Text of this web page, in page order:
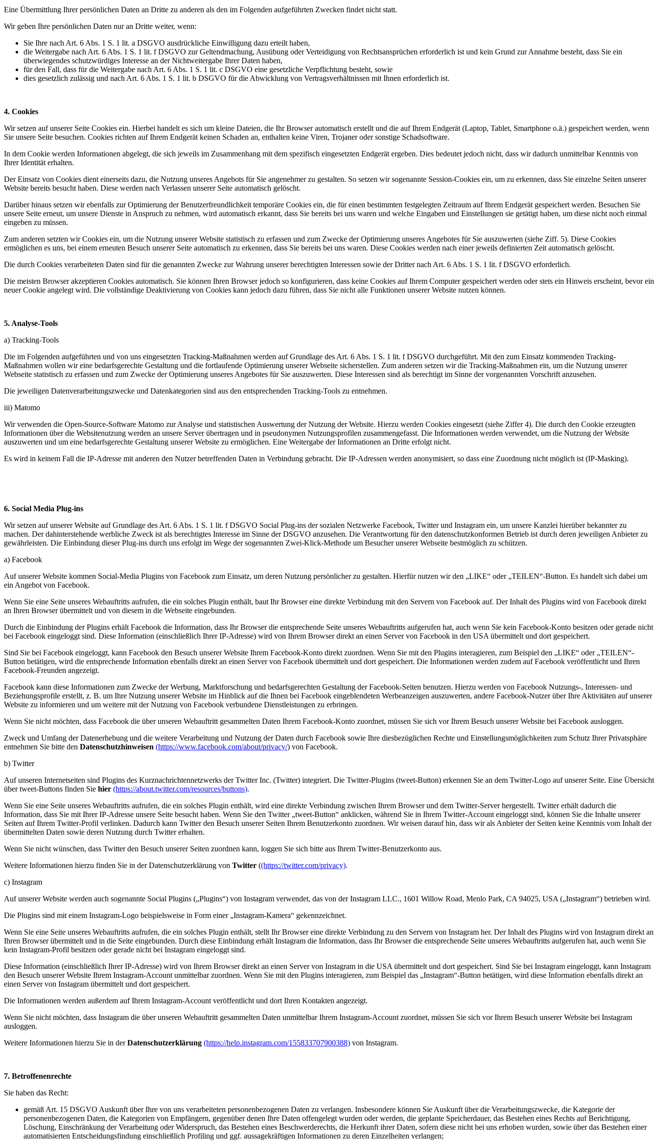
Eine Übermittlung Ihrer persönlichen Daten an Dritte zu anderen als den im Folgenden aufgeführten Zwecken findet nicht statt.
Wir geben Ihre persönlichen Daten nur an Dritte weiter, wenn:
Sie Ihre nach Art. 6 Abs. 1 S. 1 lit. a DSGVO ausdrückliche Einwilligung dazu erteilt haben,
die Weitergabe nach Art. 6 Abs. 1 S. 1 lit. f DSGVO zur Geltendmachung, Ausübung oder Verteidigung von Rechtsansprüchen erforderlich ist und kein Grund zur Annahme besteht, dass Sie ein
überwiegendes schutzwürdiges Interesse an der Nichtweitergabe Ihrer Daten haben,
für den Fall, dass für die Weitergabe nach Art. 6 Abs. 1 S. 1 lit. c DSGVO eine gesetzliche Verpflichtung besteht, sowie
dies gesetzlich zulässig und nach Art. 6 Abs. 1 S. 1 lit. b DSGVO für die Abwicklung von Vertragsverhältnissen mit Ihnen erforderlich ist.
4. Cookies
Wir setzen auf unserer Seite Cookies ein. Hierbei handelt es sich um kleine Dateien, die Ihr Browser automatisch erstellt und die auf Ihrem Endgerät (Laptop, Tablet, Smartphone o.ä.) gespeichert werden, wenn
Sie unsere Seite besuchen. Cookies richten auf Ihrem Endgerät keinen Schaden an, enthalten keine Viren, Trojaner oder sonstige Schadsoftware.
In dem Cookie werden Informationen abgelegt, die sich jeweils im Zusammenhang mit dem spezifisch eingesetzten Endgerät ergeben. Dies bedeutet jedoch nicht, dass wir dadurch unmittelbar Kenntnis von
Ihrer Identität erhalten.
Der Einsatz von Cookies dient einerseits dazu, die Nutzung unseres Angebots für Sie angenehmer zu gestalten. So setzen wir sogenannte Session-Cookies ein, um zu erkennen, dass Sie einzelne Seiten unserer
Website bereits besucht haben. Diese werden nach Verlassen unserer Seite automatisch gelöscht.
Darüber hinaus setzen wir ebenfalls zur Optimierung der Benutzerfreundlichkeit temporäre Cookies ein, die für einen bestimmten festgelegten Zeitraum auf Ihrem Endgerät gespeichert werden. Besuchen Sie
unsere Seite erneut, um unsere Dienste in Anspruch zu nehmen, wird automatisch erkannt, dass Sie bereits bei uns waren und welche Eingaben und Einstellungen sie getätigt haben, um diese nicht noch einmal
eingeben zu müssen.
Zum anderen setzten wir Cookies ein, um die Nutzung unserer Website statistisch zu erfassen und zum Zwecke der Optimierung unseres Angebotes für Sie auszuwerten (siehe Ziff. 5). Diese Cookies
ermöglichen es uns, bei einem erneuten Besuch unserer Seite automatisch zu erkennen, dass Sie bereits bei uns waren. Diese Cookies werden nach einer jeweils definierten Zeit automatisch gelöscht.
Die durch Cookies verarbeiteten Daten sind für die genannten Zwecke zur Wahrung unserer berechtigten Interessen sowie der Dritter nach Art. 6 Abs. 1 S. 1 lit. f DSGVO erforderlich.
Die meisten Browser akzeptieren Cookies automatisch. Sie können Ihren Browser jedoch so konfigurieren, dass keine Cookies auf Ihrem Computer gespeichert werden oder stets ein Hinweis erscheint, bevor ein
neuer Cookie angelegt wird. Die vollständige Deaktivierung von Cookies kann jedoch dazu führen, dass Sie nicht alle Funktionen unserer Website nutzen können.
5. Analyse-Tools
a) Tracking-Tools
Die im Folgenden aufgeführten und von uns eingesetzten Tracking-Maßnahmen werden auf Grundlage des Art. 6 Abs. 1 S. 1 lit. f DSGVO durchgeführt. Mit den zum Einsatz kommenden Tracking-
Maßnahmen wollen wir eine bedarfsgerechte Gestaltung und die fortlaufende Optimierung unserer Webseite sicherstellen. Zum anderen setzen wir die Tracking-Maßnahmen ein, um die Nutzung unserer
Webseite statistisch zu erfassen und zum Zwecke der Optimierung unseres Angebotes für Sie auszuwerten. Diese Interessen sind als berechtigt im Sinne der vorgenannten Vorschrift anzusehen.
Die jeweiligen Datenverarbeitungszwecke und Datenkategorien sind aus den entsprechenden Tracking-Tools zu entnehmen.
iii) Matomo
Wir verwenden die Open-Source-Software Matomo zur Analyse und statistischen Auswertung der Nutzung der Website. Hierzu werden Cookies eingesetzt (siehe Ziffer 4). Die durch den Cookie erzeugten
Informationen über die Websitenutzung werden an unsere Server übertragen und in pseudonymen Nutzungsprofilen zusammengefasst. Die Informationen werden verwendet, um die Nutzung der Website
auszuwerten und um eine bedarfsgerechte Gestaltung unserer Website zu ermöglichen. Eine Weitergabe der Informationen an Dritte erfolgt nicht.
Es wird in keinem Fall die IP-Adresse mit anderen den Nutzer betreffenden Daten in Verbindung gebracht. Die IP-Adressen werden anonymisiert, so dass eine Zuordnung nicht möglich ist (IP-Masking).
6. Social Media Plug-ins
Wir setzen auf unserer Website auf Grundlage des Art. 6 Abs. 1 S. 1 lit. f DSGVO Social Plug-ins der sozialen Netzwerke Facebook, Twitter und Instagram ein, um unsere Kanzlei hierüber bekannter zu
machen. Der dahinterstehende werbliche Zweck ist als berechtigtes Interesse im Sinne der DSGVO anzusehen. Die Verantwortung für den datenschutzkonformen Betrieb ist durch deren jeweiligen Anbieter zu
gewährleisten. Die Einbindung dieser Plug-ins durch uns erfolgt im Wege der sogenannten Zwei-Klick-Methode um Besucher unserer Webseite bestmöglich zu schützen.
a) Facebook
Auf unserer Website kommen Social-Media Plugins von Facebook zum Einsatz, um deren Nutzung persönlicher zu gestalten. Hierfür nutzen wir den „LIKE“ oder „TEILEN“-Button. Es handelt sich dabei um
ein Angebot von Facebook.
Wenn Sie eine Seite unseres Webauftritts aufrufen, die ein solches Plugin enthält, baut Ihr Browser eine direkte Verbindung mit den Servern von Facebook auf. Der Inhalt des Plugins wird von Facebook direkt
an Ihren Browser übermittelt und von diesem in die Webseite eingebunden.
Durch die Einbindung der Plugins erhält Facebook die Information, dass Ihr Browser die entsprechende Seite unseres Webauftritts aufgerufen hat, auch wenn Sie kein Facebook-Konto besitzen oder gerade nicht
bei Facebook eingeloggt sind. Diese Information (einschließlich Ihrer IP-Adresse) wird von Ihrem Browser direkt an einen Server von Facebook in den USA übermittelt und dort gespeichert.
Sind Sie bei Facebook eingeloggt, kann Facebook den Besuch unserer Website Ihrem Facebook-Konto direkt zuordnen. Wenn Sie mit den Plugins interagieren, zum Beispiel den „LIKE“ oder „TEILEN“-
Button betätigen, wird die entsprechende Information ebenfalls direkt an einen Server von Facebook übermittelt und dort gespeichert. Die Informationen werden zudem auf Facebook veröffentlicht und Ihren
Facebook-Freunden angezeigt.
Facebook kann diese Informationen zum Zwecke der Werbung, Marktforschung und bedarfsgerechten Gestaltung der Facebook-Seiten benutzen. Hierzu werden von Facebook Nutzungs-, Interessen- und
Beziehungsprofile erstellt, z. B. um Ihre Nutzung unserer Website im Hinblick auf die Ihnen bei Facebook eingeblendeten Werbeanzeigen auszuwerten, andere Facebook-Nutzer über Ihre Aktivitäten auf unserer
Website zu informieren und um weitere mit der Nutzung von Facebook verbundene Dienstleistungen zu erbringen.
Wenn Sie nicht möchten, dass Facebook die über unseren Webauftritt gesammelten Daten Ihrem Facebook-Konto zuordnet, müssen Sie sich vor Ihrem Besuch unserer Website bei Facebook ausloggen.
Zweck und Umfang der Datenerhebung und die weitere Verarbeitung und Nutzung der Daten durch Facebook sowie Ihre diesbezüglichen Rechte und Einstellungsmöglichkeiten zum Schutz Ihrer Privatsphäre
entnehmen Sie bitte den Datenschutzhinweisen (https://www.facebook.com/about/privacy/) von Facebook.
b) Twitter
Auf unseren Internetseiten sind Plugins des Kurznachrichtennetzwerks der Twitter Inc. (Twitter) integriert. Die Twitter-Plugins (tweet-Button) erkennen Sie an dem Twitter-Logo auf unserer Seite. Eine Übersicht
über tweet-Buttons finden Sie hier (https://about.twitter.com/resources/buttons).
Wenn Sie eine Seite unseres Webauftritts aufrufen, die ein solches Plugin enthält, wird eine direkte Verbindung zwischen Ihrem Browser und dem Twitter-Server hergestellt. Twitter erhält dadurch die
Information, dass Sie mit Ihrer IP-Adresse unsere Seite besucht haben. Wenn Sie den Twitter „tweet-Button“ anklicken, während Sie in Ihrem Twitter-Account eingeloggt sind, können Sie die Inhalte unserer
Seiten auf Ihrem Twitter-Profil verlinken. Dadurch kann Twitter den Besuch unserer Seiten Ihrem Benutzerkonto zuordnen. Wir weisen darauf hin, dass wir als Anbieter der Seiten keine Kenntnis vom Inhalt der
übermittelten Daten sowie deren Nutzung durch Twitter erhalten.
Wenn Sie nicht wünschen, dass Twitter den Besuch unserer Seiten zuordnen kann, loggen Sie sich bitte aus Ihrem Twitter-Benutzerkonto aus.
Weitere Informationen hierzu finden Sie in der Datenschutzerklärung von Twitter ((https://twitter.com/privacy).
c) Instagram
Auf unserer Website werden auch sogenannte Social Plugins („Plugins“) von Instagram verwendet, das von der Instagram LLC., 1601 Willow Road, Menlo Park, CA 94025, USA („Instagram“) betrieben wird.
Die Plugins sind mit einem Instagram-Logo beispielsweise in Form einer „Instagram-Kamera“ gekennzeichnet.
Wenn Sie eine Seite unseres Webauftritts aufrufen, die ein solches Plugin enthält, stellt Ihr Browser eine direkte Verbindung zu den Servern von Instagram her. Der Inhalt des Plugins wird von Instagram direkt an
Ihren Browser übermittelt und in die Seite eingebunden. Durch diese Einbindung erhält Instagram die Information, dass Ihr Browser die entsprechende Seite unseres Webauftritts aufgerufen hat, auch wenn Sie
kein Instagram-Profil besitzen oder gerade nicht bei Instagram eingeloggt sind.
Diese Information (einschließlich Ihrer IP-Adresse) wird von Ihrem Browser direkt an einen Server von Instagram in die USA übermittelt und dort gespeichert. Sind Sie bei Instagram eingeloggt, kann Instagram
den Besuch unserer Website Ihrem Instagram-Account unmittelbar zuordnen. Wenn Sie mit den Plugins interagieren, zum Beispiel das „Instagram“-Button betätigen, wird diese Information ebenfalls direkt an
einen Server von Instagram übermittelt und dort gespeichert.
Die Informationen werden außerdem auf Ihrem Instagram-Account veröffentlicht und dort Ihren Kontakten angezeigt.
Wenn Sie nicht möchten, dass Instagram die über unseren Webauftritt gesammelten Daten unmittelbar Ihrem Instagram-Account zuordnet, müssen Sie sich vor Ihrem Besuch unserer Website bei Instagram
ausloggen.
Weitere Informationen hierzu Sie in derDatenschutzerklärung (https://help.instagram.com/155833707900388) von Instagram.
7. Betroffenenrechte
Sie haben das Recht:
gemäß Art. 15 DSGVO Auskunft über Ihre von uns verarbeiteten personenbezogenen Daten zu verlangen. Insbesondere können Sie Auskunft über die Verarbeitungszwecke, die Kategorie der
personenbezogenen Daten, die Kategorien von Empfängern, gegenüber denen Ihre Daten offengelegt wurden oder werden, die geplante Speicherdauer, das Bestehen eines Rechts auf Berichtigung,
Löschung, Einschränkung der Verarbeitung oder Widerspruch, das Bestehen eines Beschwerderechts, die Herkunft ihrer Daten, sofern diese nicht bei uns erhoben wurden, sowie über das Bestehen einer
automatisierten Entscheidungsfindung einschließlich Profiling und ggf. aussagekräftigen Informationen zu deren Einzelheiten verlangen;